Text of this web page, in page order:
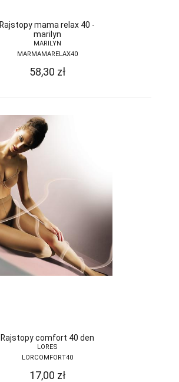
Rajstopy mama relax 40 -
marilyn
MARILYN
MARMAMARELAX40
58,30 zł
Rajstopy comfort 40 den
LORES
LORCOMFORT40
17,00 zł